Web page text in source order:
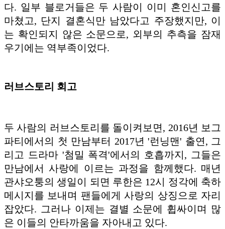
다. 일부 블로거들은 두 사람이 이미 혼인신고를
마쳤고, 단지 결혼식만 남았다고 주장했지만, 이
는 확인되지 않은 소문으로, 외부의 추측을 잠재
우기에는 역부족이었다.
러브스토리 회고
두 사람의 러브스토리를 돌이켜보면, 2016년 보그
파티에서의 첫 만남부터 2017년 '런닝맨' 출연, 그
리고 드라마 '첨밀 폭격'에서의 호흡까지, 그들은
만남에서 사랑에 이르는 과정을 함께했다. 매년
관샤오퉁의 생일이 되면 루한은 12시 정각에 축하
메시지를 보내며 팬들에게 사랑의 상징으로 자리
잡았다. 그러나 이제는 결별 소문에 휩싸이며 많
은 이들의 안타까움을 자아내고 있다.